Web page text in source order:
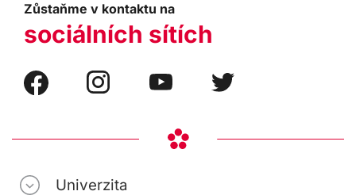
Zůstaňme v kontaktu na
sociálních sítích
Univerzita